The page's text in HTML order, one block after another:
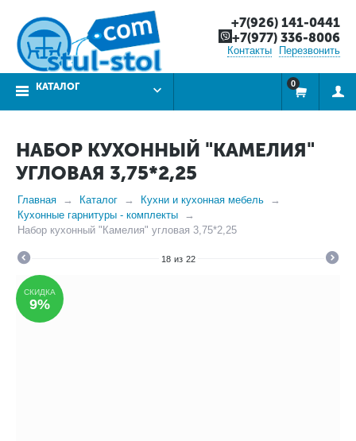
+7(926) 141-0441
+7(977) 336-8006
Контакты Перезвонить
КАТАЛОГ 0
НАБОР КУХОННЫЙ "КАМЕЛИЯ"
УГЛОВАЯ 3,75*2,25
Главная Каталог
Кухни и кухонная мебель
Кухонные гарнитуры - комплекты
Набор кухонный "Камелия" угловая 3,75*2,25
18 из 22
СКИДКА
9%